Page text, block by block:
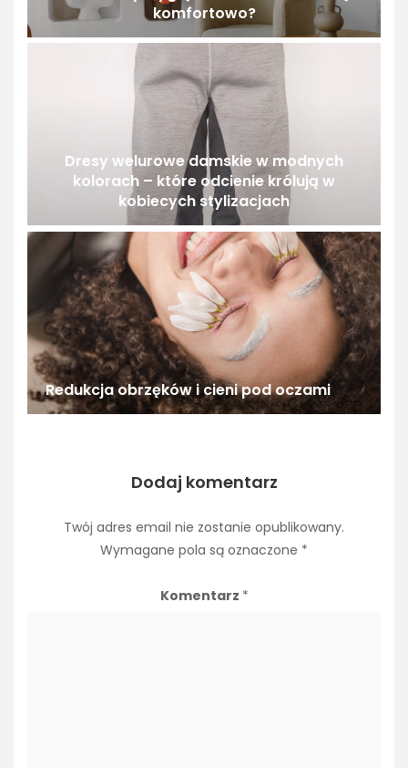
komfortowo?
Dresy welurowe damskie w modnych
kolorach – które odcienie królują w
kobiecych stylizacjach
Redukcja obrzęków i cieni pod oczami
Dodaj komentarz
Twój adres email nie zostanie opublikowany.
Wymagane pola są oznaczone *
Komentarz *